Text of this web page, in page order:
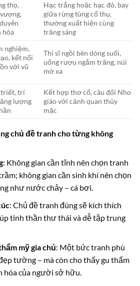
thọ,
hòa
Hạc trắng hoặc hạc đỏ, bay
giữa rừng tùng cổ thụ,
thường xuất hiện cùng
trăng sáng
nghiệm,
kết nối
với vũ
Thi sĩ ngồi bên dòng suối,
uống rượu ngắm trăng, núi
mờ xa
triết, trí
lượng
Kết hợp thơ cổ, câu đối Nho
giáo với cảnh quan thủy
mặc
chủ đề tranh cho từng không
: Không gian cần tĩnh nên chọn tranh
không gian cần sinh khí nên chọn
như nước chảy – cá bơi.
: Chủ đề tranh đúng sẽ kích thích
tinh thần thư thái và dễ tập trung
mỹ gia chủ: Một bức tranh phù
tường – mà còn cho thấy gu thẩm
hóa của người sở hữu.